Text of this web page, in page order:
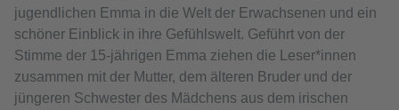
jugendlichen Emma in die Welt der Erwachsenen und ein
schöner Einblick in ihre Gefühlswelt. Geführt von der
Stimme der 15-jährigen Emma ziehen die Leser*innen
zusammen mit der Mutter, dem älteren Bruder und der
jüngeren Schwester des Mädchens aus dem irischen